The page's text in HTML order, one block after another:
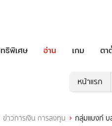
ธิพิเศษ อ่าน เกม ตา
หน้าแรก
ข่าวการเงิน การลงทุน กลุ่มแบงก์ บ